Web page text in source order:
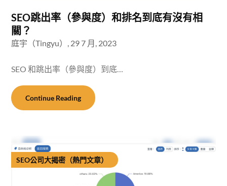
SEO跳出率（參與度）和排名到底有沒有相
關？
庭宇（Tingyu）, 29 7 月, 2023
SEO 和跳出率（參與度）到底…
Continue Reading
SEO公司大揭密（熱門文章）